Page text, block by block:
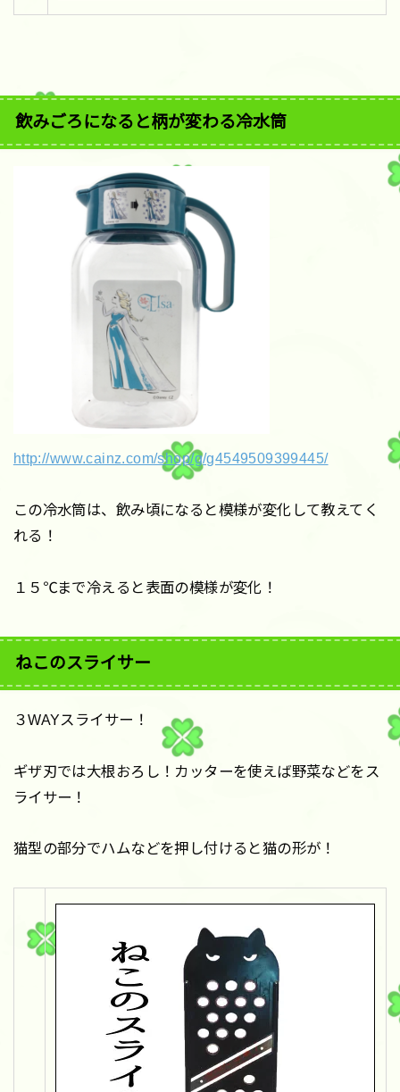
飲みごろになると柄が変わる冷水筒
http://www.cainz.com/shop/g/g4549509399445/
この冷水筒は、飲み頃になると模様が変化して教えてく
れる！
１５℃まで冷えると表面の模様が変化！
ねこのスライサー
３WAYスライサー！
ギザ刃では大根おろし！カッターを使えば野菜などをス
ライサー！
猫型の部分でハムなどを押し付けると猫の形が！